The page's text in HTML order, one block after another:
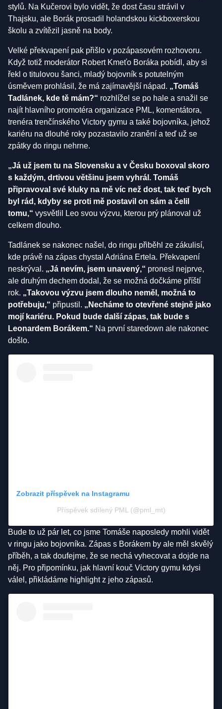
stylů. Na Kučerovi bylo vidět, že dost času strávil v
Thajsku, ale Borák prosadil holandskou kickboxerskou
školu a zvítězil jasně na body.
Velké překvapení pak přišlo v pozápasovém rozhovoru.
Když totiž moderátor Robert Kmeťo Boráka pobídl, aby si
řekl o titulovou šanci, mladý bojovník s potutelným
úsměvem prohlásil, že má zajímavější nápad. „Tomáš
Tadlánek, kde tě mám?“ rozhlížel se po hale a snažil se
najít hlavního promotéra organizace PML, komentátora,
trenéra trenčínského Victory gymu a také bojovníka, jehož
kariéru na dlouhé roky pozastavilo zranění a teď už se
zpátky do ringu nehrne.
„Já už jsem tu na Slovensku a v Česku boxoval skoro
s každým, drtivou většinu jsem vyhrál. Tomáš
připravoval své kluky na mě víc než dost, tak teď bych
byl rád, kdyby se proti mě postavil on sám a čelil
tomu,“ vysvětlil Leo svou výzvu, kterou prý plánoval už
celkem dlouho.
Tadlánek se nakonec našel, do ringu přiběhl ze zákulisí,
kde právě na zápas chystal Adriána Ertela. Překvapení
neskrýval. „Já nevím, jsem unavený,“ pronesl nejprve,
ale druhým dechem dodal, že se možná dočkáme příští
rok. „Takovou výzvu jsem dlouho neměl, možná to
potřebuju,“ připustil. „Necháme to otevřené stejně jako
mojí kariéru. Pokud bude další zápas, tak bude s
Leonardem Borákem.“ Na první staredown ale nakonec
došlo.
Zobrazit příspěvek na Instagramu
Příspěvek sdílený PML (@pml_mt)
Bude to už pár let, co jsme Tomáše naposledy mohli vidět
v ringu jako bojovníka. Zápas s Borákem by ale měl skvělý
příběh, a tak doufejme, že se nechá vyhecovat a dojde na
něj. Pro připomínku, jak hlavní kouč Victory gymu kdysi
válel, přikládáme highlight z jeho zápasů.